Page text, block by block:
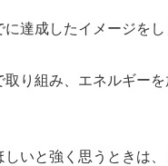
に達成したイメージをし
取り組み、エネルギー
しいと強く思うときは